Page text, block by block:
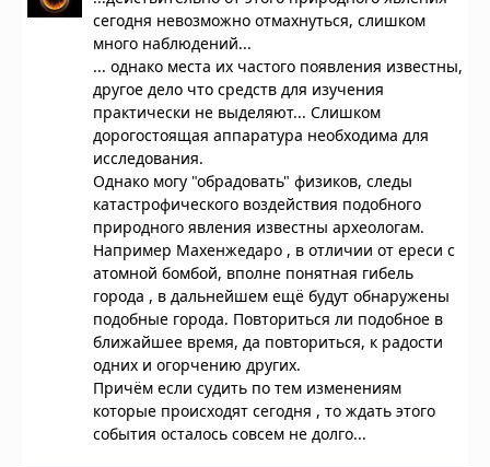
сегодня невозможно отмахнуться, слишком
много наблюдений...
... однако места их частого появления известны,
другое дело что средств для изучения
практически не выделяют... Слишком
дорогостоящая аппаратура необходима для
исследования.
Однако могу "обрадовать" физиков, следы
катастрофического воздействия подобного
природного явления известны археологам.
Например Махенжедаро , в отличии от ереси с
атомной бомбой, вполне понятная гибель
города , в дальнейшем ещё будут обнаружены
подобные города. Повториться ли подобное в
ближайшее время, да повториться, к радости
одних и огорчению других.
Причём если судить по тем изменениям
которые происходят сегодня , то ждать этого
события осталось совсем не долго...